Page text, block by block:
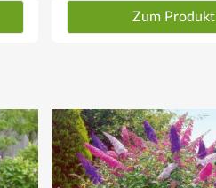
Zum Produkt